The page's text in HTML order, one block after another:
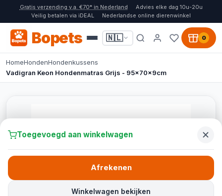
Gratis verzending v.a. €70* in Nederland
Advies elke dag 10u-20u
Veilig betalen via iDEAL
Nederlandse online dierenwinkel
Bopets 🇳🇱 0
HomeHondenHondenkussens
Vadigran Keon Hondenmatras Grijs - 95x70x9cm
Toegevoegd aan winkelwagen
Winkelwagen bekijken
Afrekenen